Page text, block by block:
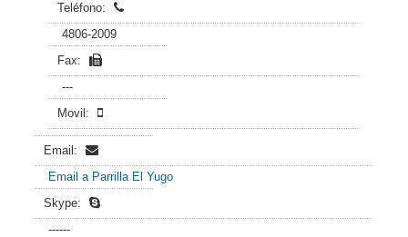
Teléfono:
4806-2009
Fax:
---
Movil:
Email:
Email a Parrilla El Yugo
Skype:
------